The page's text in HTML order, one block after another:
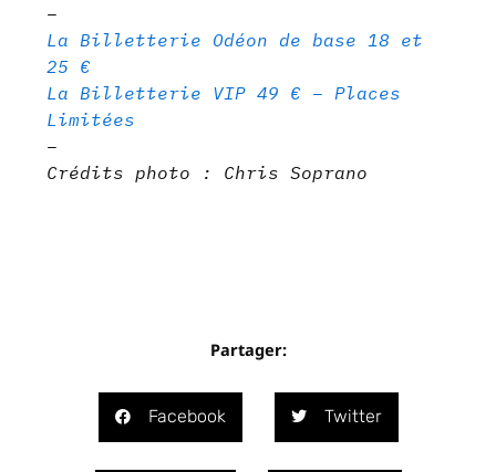
–
La Billetterie Odéon de base 18 et
25 €
La Billetterie VIP 49 € – Places
Limitées
–
Crédits photo : Chris Soprano
Partager:
Facebook Twitter